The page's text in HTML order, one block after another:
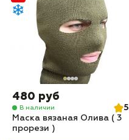
480 руб
В наличии
5
Маска вязаная Олива ( 3
прорези )